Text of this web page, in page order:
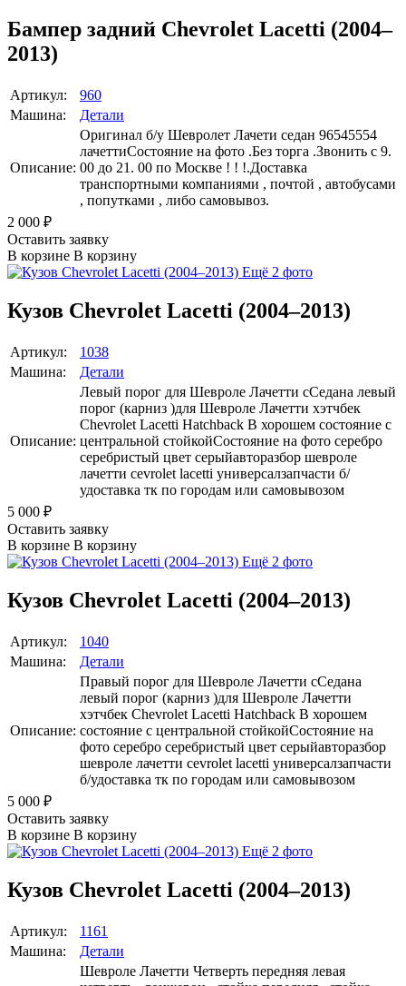
Бампер задний Chevrolet Lacetti (2004–
2013)
Артикул:
960
Машина:
Детали
Описание:
Оригинал б/у Шевролет Лачети седан 96545554
лачеттиСостояние на фото .Без торга .Звонить с 9.
00 до 21. 00 по Москве ! ! !.Доставка
транспортными компаниями , почтой , автобусами
, попутками , либо самовывоз.
2 000 ₽
Оставить заявку
В корзине В корзину
Ещё 2 фото
Кузов Chevrolet Lacetti (2004–2013)
Артикул:
1038
Машина:
Детали
Описание:
Левый порог для Шевроле Лачетти сСедана левый
порог (карниз )для Шевроле Лачетти хэтчбек
Chevrolet Lacetti Hatchback В хорошем состояние с
центральной стойкойСостояние на фото серебро
серебристый цвет серыйавторазбор шевроле
лачетти cevrolet lacetti универсалзапчасти б/
удоставка тк по городам или самовывозом
5 000 ₽
Оставить заявку
В корзине В корзину
Ещё 2 фото
Кузов Chevrolet Lacetti (2004–2013)
Артикул:
1040
Машина:
Детали
Описание:
Правый порог для Шевроле Лачетти сСедана
левый порог (карниз )для Шевроле Лачетти
хэтчбек Chevrolet Lacetti Hatchback В хорошем
состояние с центральной стойкойСостояние на
фото серебро серебристый цвет серыйавторазбор
шевроле лачетти cevrolet lacetti универсалзапчасти
б/удоставка тк по городам или самовывозом
5 000 ₽
Оставить заявку
В корзине В корзину
Ещё 2 фото
Кузов Chevrolet Lacetti (2004–2013)
Артикул:
1161
Машина:
Детали
Шевроле Лачетти Четверть передняя левая